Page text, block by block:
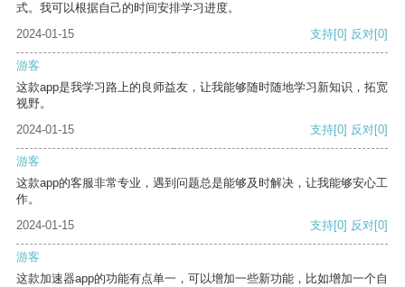
式。我可以根据自己的时间安排学习进度。
2024-01-15
支持[0] 反对[0]
游客
这款app是我学习路上的良师益友，让我能够随时随地学习新知识，拓宽
视野。
2024-01-15
支持[0] 反对[0]
游客
这款app的客服非常专业，遇到问题总是能够及时解决，让我能够安心工
作。
2024-01-15
支持[0] 反对[0]
游客
这款加速器app的功能有点单一，可以增加一些新功能，比如增加一个自